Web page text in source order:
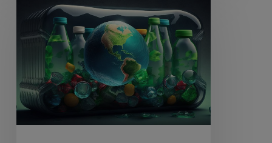
Industrias Químicas Iris
2024-12-11
Industrias
Químicas